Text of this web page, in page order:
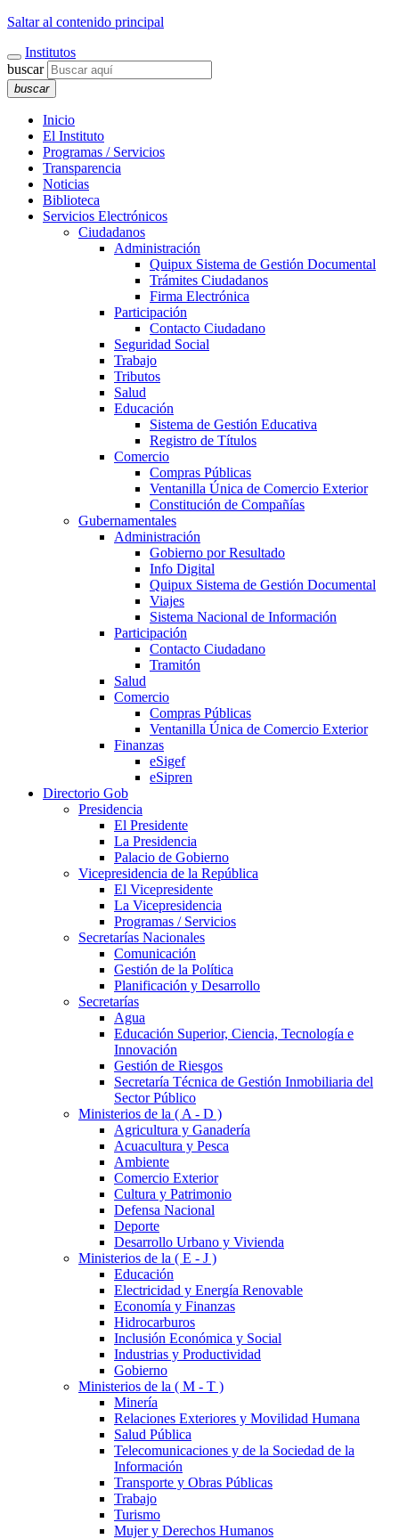
Saltar al contenido principal
Institutos
buscar
buscar
Inicio
El Instituto
Programas / Servicios
Transparencia
Noticias
Biblioteca
Servicios Electrónicos
Ciudadanos
Administración
Quipux Sistema de Gestión Documental
Trámites Ciudadanos
Firma Electrónica
Participación
Contacto Ciudadano
Seguridad Social
Trabajo
Tributos
Salud
Educación
Sistema de Gestión Educativa
Registro de Títulos
Comercio
Compras Públicas
Ventanilla Única de Comercio Exterior
Constitución de Compañías
Gubernamentales
Administración
Gobierno por Resultado
Info Digital
Quipux Sistema de Gestión Documental
Viajes
Sistema Nacional de Información
Participación
Contacto Ciudadano
Tramitón
Salud
Comercio
Compras Públicas
Ventanilla Única de Comercio Exterior
Finanzas
eSigef
eSipren
Directorio Gob
Presidencia
El Presidente
La Presidencia
Palacio de Gobierno
Vicepresidencia de la República
El Vicepresidente
La Vicepresidencia
Programas / Servicios
Secretarías Nacionales
Comunicación
Gestión de la Política
Planificación y Desarrollo
Secretarías
Agua
Educación Superior, Ciencia, Tecnología e
Innovación
Gestión de Riesgos
Secretaría Técnica de Gestión Inmobiliaria del
Sector Público
Ministerios de la ( A - D )
Agricultura y Ganadería
Acuacultura y Pesca
Ambiente
Comercio Exterior
Cultura y Patrimonio
Defensa Nacional
Deporte
Desarrollo Urbano y Vivienda
Ministerios de la ( E - J )
Educación
Electricidad y Energía Renovable
Economía y Finanzas
Hidrocarburos
Inclusión Económica y Social
Industrias y Productividad
Gobierno
Ministerios de la ( M - T )
Minería
Relaciones Exteriores y Movilidad Humana
Salud Pública
Telecomunicaciones y de la Sociedad de la
Información
Transporte y Obras Públicas
Trabajo
Turismo
Mujer y Derechos Humanos